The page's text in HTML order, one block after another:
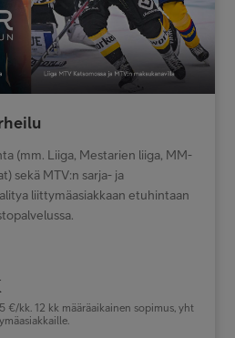
(mm. Liiga, Mestarien liiga, MM-
sekä MTV:n sarja- ja
liittymäasiakkaan etuhintaan
€/kk. 12 kk määräaikainen sopimus, yht